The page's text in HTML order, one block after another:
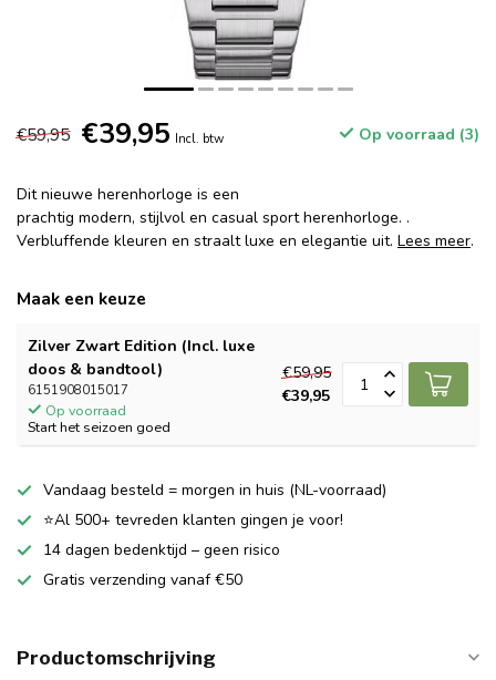
€59,95 €39,95 Incl. btw Op voorraad (3)
Dit nieuwe herenhorloge is een
prachtig modern, stijlvol en casual sport herenhorloge. .
Verbluffende kleuren en straalt luxe en elegantie uit. Lees meer.
Maak een keuze
Zilver Zwart Edition (Incl. luxe
doos & bandtool)
6151908015017
Op voorraad
Start het seizoen goed
€59,95
€39,95
Vandaag besteld = morgen in huis (NL-voorraad)
⭐Al 500+ tevreden klanten gingen je voor!
14 dagen bedenktijd – geen risico
Gratis verzending vanaf €50
Productomschrijving